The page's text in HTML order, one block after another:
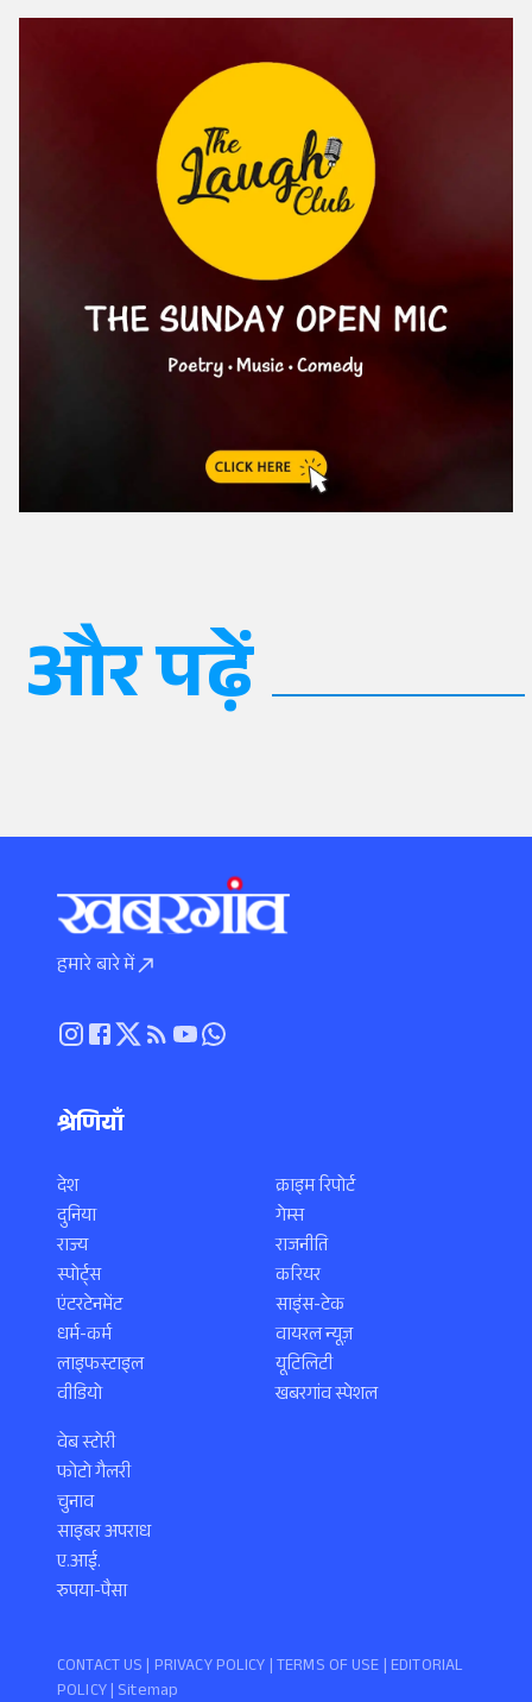
और पढ़ें
हमारे बारे में
श्रेणियाँ
देश
दुनिया
राज्य
स्पोर्ट्स
एंटरटेनमेंट
धर्म-कर्म
लाइफस्टाइल
वीडियो
क्राइम रिपोर्ट
गेम्स
राजनीति
करियर
साइंस-टेक
वायरल न्यूज़
यूटिलिटी
खबरगांव स्पेशल
वेब स्टोरी
फोटो गैलरी
चुनाव
साइबर अपराध
ए.आई.
रुपया-पैसा
CONTACT US | PRIVACY POLICY |TERMS OF USE | EDITORIAL
POLICY| Sitemap